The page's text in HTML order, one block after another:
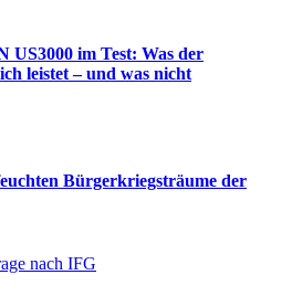
US3000 im Test: Was der
leistet – und was nicht
Bürgerkriegsträume der